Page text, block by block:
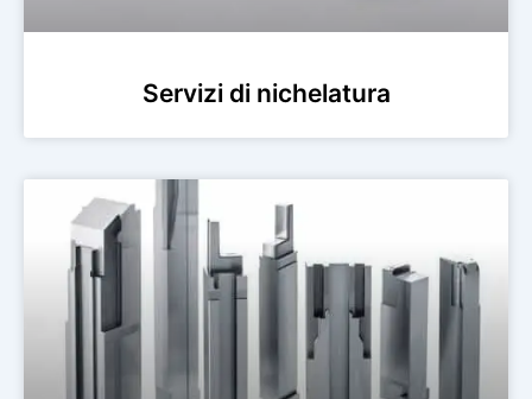
Servizi di nichelatura